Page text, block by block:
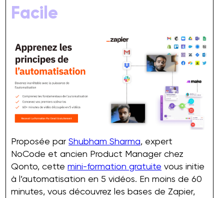
Facile
Proposée par Shubham Sharma, expert
NoCode et ancien Product Manager chez
Qonto, cette mini-formation gratuite vous initie
à l’automatisation en 5 vidéos. En moins de 60
minutes, vous découvrez les bases de Zapier,